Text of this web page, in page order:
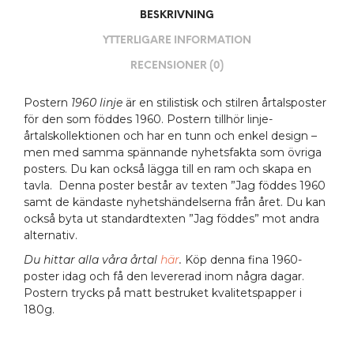
BESKRIVNING
YTTERLIGARE INFORMATION
RECENSIONER (0)
Postern 1960 linje är en stilistisk och stilren årtalsposter
för den som föddes 1960. Postern tillhör linje-
årtalskollektionen och har en tunn och enkel design –
men med samma spännande nyhetsfakta som övriga
posters. Du kan också lägga till en ram och skapa en
tavla. Denna poster består av texten ”Jag föddes 1960
samt de kändaste nyhetshändelserna från året. Du kan
också byta ut standardtexten ”Jag föddes” mot andra
alternativ.
Du hittar alla våra årtal här. Köp denna fina 1960-
poster idag och få den levererad inom några dagar.
Postern trycks på matt bestruket kvalitetspapper i
180g.